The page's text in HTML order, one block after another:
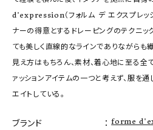
d'expression（フォルム デ エクスプレッシ
ナーの得意とするドレーピングのテクニ
ても美しく直線的なラインでありながらも
見え方はもちろん、素材、着心地に至る全
ァッションアイテムの一つと考えず、服を
エイトしている。
ブランド forme